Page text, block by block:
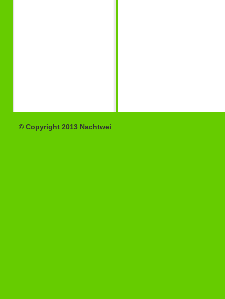
© Copyright 2013 Nachtwei